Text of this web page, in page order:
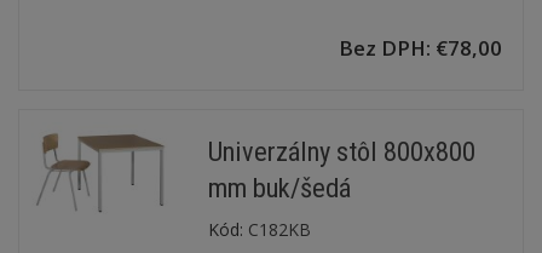
Bez DPH: €78,00
Univerzálny stôl 800x800
mm buk/šedá
Kód: C182KB